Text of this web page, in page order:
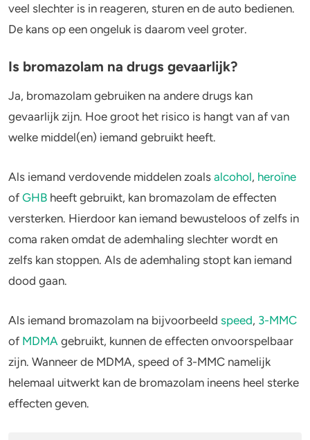
veel slechter is in reageren, sturen en de auto bedienen.
De kans op een ongeluk is daarom veel groter.
Is bromazolam na drugs gevaarlijk?
Ja, bromazolam gebruiken na andere drugs kan
gevaarlijk zijn. Hoe groot het risico is hangt van af van
welke middel(en) iemand gebruikt heeft.
Als iemand verdovende middelen zoals alcohol, heroïne
of GHB heeft gebruikt, kan bromazolam de effecten
versterken. Hierdoor kan iemand bewusteloos of zelfs in
coma raken omdat de ademhaling slechter wordt en
zelfs kan stoppen. Als de ademhaling stopt kan iemand
dood gaan.
Als iemand bromazolam na bijvoorbeeld speed, 3-MMC
of MDMA gebruikt, kunnen de effecten onvoorspelbaar
zijn. Wanneer de MDMA, speed of 3-MMC namelijk
helemaal uitwerkt kan de bromazolam ineens heel sterke
effecten geven.